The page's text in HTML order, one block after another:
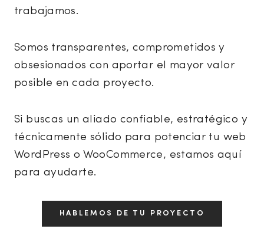
trabajamos.
Somos transparentes, comprometidos y
obsesionados con aportar el mayor valor
posible en cada proyecto.
Si buscas un aliado confiable, estratégico y
técnicamente sólido para potenciar tu web
WordPress o WooCommerce, estamos aquí
para ayudarte.
HABLEMOS DE TU PROYECTO